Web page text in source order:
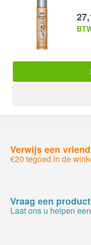
Verwijs een vriend
€20 tegoed in de
Vraag een product
Laat ons u helpen